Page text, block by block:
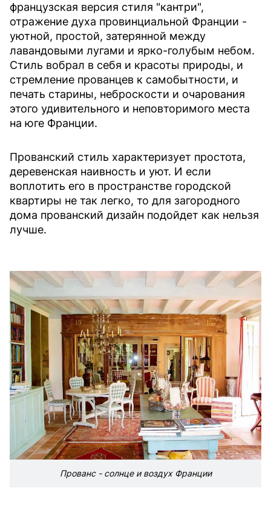
французская версия стиля "кантри",
отражение духа провинциальной Франции -
уютной, простой, затерянной между
лавандовыми лугами и ярко-голубым небом.
Стиль вобрал в себя и красоты природы, и
стремление прованцев к самобытности, и
печать старины, неброскости и очарования
этого удивительного и неповторимого места
на юге Франции.
Прованский стиль характеризует простота,
деревенская наивность и уют. И если
воплотить его в пространстве городской
квартиры не так легко, то для загородного
дома прованский дизайн подойдет как нельзя
лучше.
Прованс - солнце и воздух Франции